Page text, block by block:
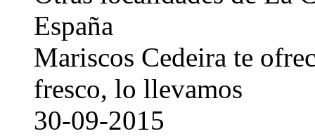
España
Mariscos Cedeira te
fresco, lo llevamos
30-09-2015